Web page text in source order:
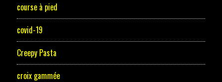
course à pied
covid-19
Creepy Pasta
croix gammée